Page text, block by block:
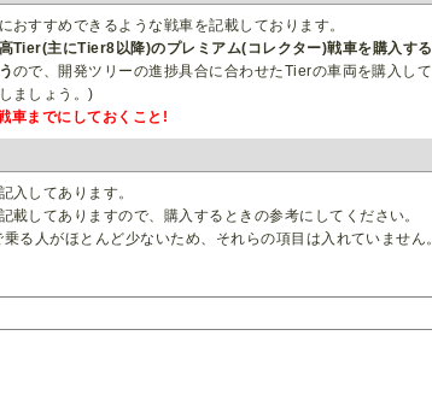
すすめできるような戦車を記載しております。
Tier(主にTier8以降)のプレミアム(コレクター)戦車を購入す
ので、開発ツリーの進捗具合に合わせたTierの車両を購入し
ましょう。)
車までにしておくこと!
入してあります。
してありますので、購入するときの参考にしてください。
る人がほとんど少ないため、それらの項目は入れていません